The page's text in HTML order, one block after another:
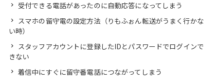
受付できる電話があったのに自動応答になってしまう
スマホの留守電の設定方法（りもふぉん転送がうまく行かな
い時）
スタッフアカウントに登録したIDとパスワードでログインで
きない
着信中にすぐに留守番電話につながってしまう